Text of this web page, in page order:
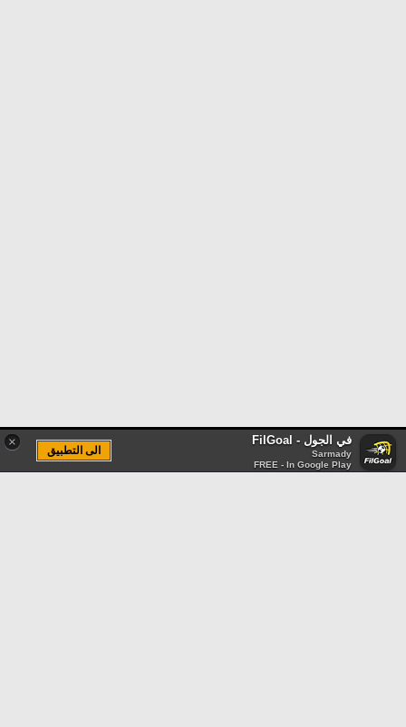
× في الجول - FilGoal
Sarmady
FREE - In Google Play
الى التطبيق